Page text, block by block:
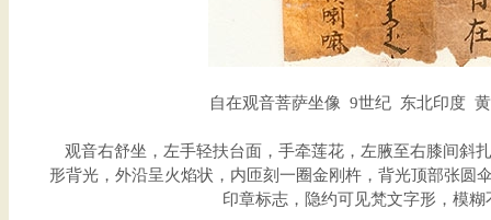
自在观音菩萨坐像 9世纪 东北印度
观音右舒坐，左手轻扶台面，手牵莲花，左腋至右膝间斜
形背光，外沿呈火焰状，内匝刻一圈金刚杵，背光顶部张圆
印章标志，隐约可见梵文字形，模糊